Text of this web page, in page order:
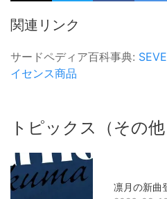
関連リンク
サードペディア百科事典:
イセンス商品
トピックス（その他
凛月の新曲